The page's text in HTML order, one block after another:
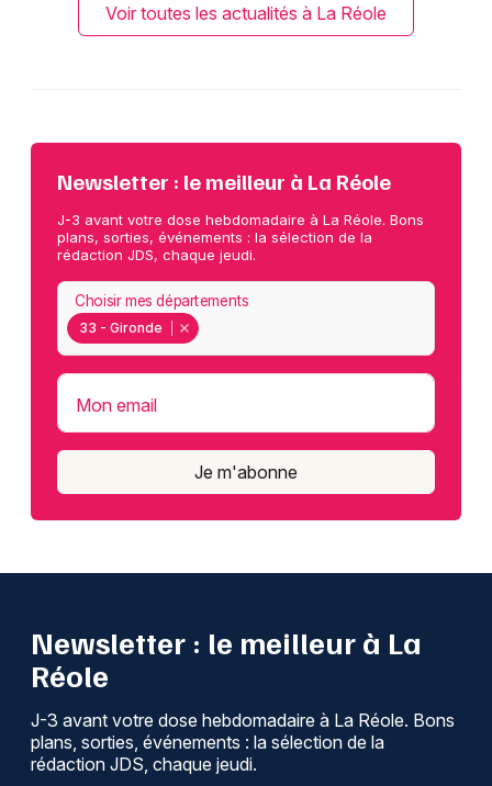
Voir toutes les actualités à La Réole
Newsletter : le meilleur à La Réole
J-3 avant votre dose hebdomadaire à La Réole. Bons
plans, sorties, événements : la sélection de la
rédaction JDS, chaque jeudi.
33 - Gironde
Choisir mes départements
Mon email
Je m'abonne
Newsletter : le meilleur à La
Réole
J-3 avant votre dose hebdomadaire à La Réole. Bons
plans, sorties, événements : la sélection de la
rédaction JDS, chaque jeudi.